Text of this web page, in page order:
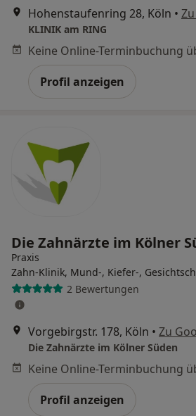
Hohenstaufenring 28, Köln •
KLINIK am RING
Profil anzeigen
Die Zahnärzte im Kölner
Praxis
Zahn-Klinik, Mund-, Kiefer-,
2 Bewertungen
Vorgebirgstr. 178, Köln • Zu
Die Zahnärzte im Kölner Süden
Profil anzeigen